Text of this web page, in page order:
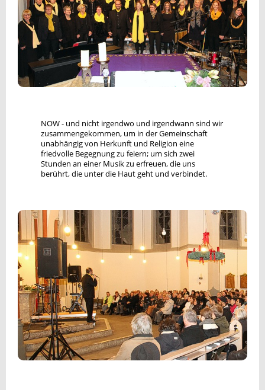
NOW - und nicht irgendwo und irgendwann sind wir
zusammengekommen, um in der Gemeinschaft
unabhängig von Herkunft und Religion eine
friedvolle Begegnung zu feiern; um sich zwei
Stunden an einer Musik zu erfreuen, die uns
berührt, die unter die Haut geht und verbindet.